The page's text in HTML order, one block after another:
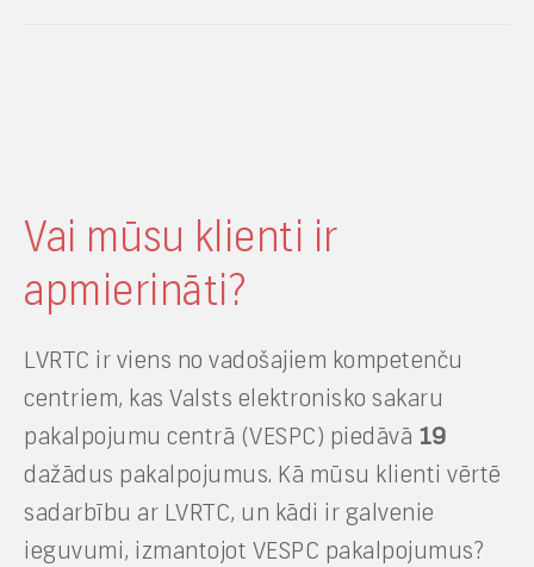
Vai mūsu klienti ir
apmierināti?
LVRTC ir viens no vadošajiem kompetenču
centriem, kas Valsts elektronisko sakaru
pakalpojumu centrā (VESPC) piedāvā 19
dažādus pakalpojumus. Kā mūsu klienti vērtē
sadarbību ar LVRTC, un kādi ir galvenie
ieguvumi, izmantojot VESPC pakalpojumus?